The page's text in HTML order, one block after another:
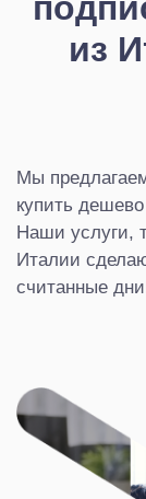
из
Мы
купить
Наши услуги,
Италии
считанные